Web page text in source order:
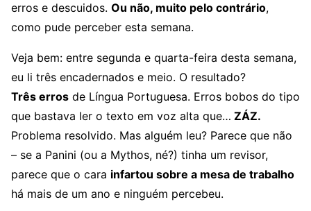
erros e descuidos. Ou não, muito pelo contrário,
como pude perceber esta semana.
Veja bem: entre segunda e quarta-feira desta semana,
eu li três encadernados e meio. O resultado?
Três erros de Língua Portuguesa. Erros bobos do tipo
que bastava ler o texto em voz alta que… ZÁZ.
Problema resolvido. Mas alguém leu? Parece que não
– se a Panini (ou a Mythos, né?) tinha um revisor,
parece que o cara infartou sobre a mesa de trabalho
há mais de um ano e ninguém percebeu.